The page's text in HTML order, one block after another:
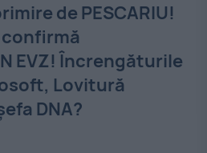
de PESCARIU!
EVZ! Încrengăturile
Lovitură
DNA?